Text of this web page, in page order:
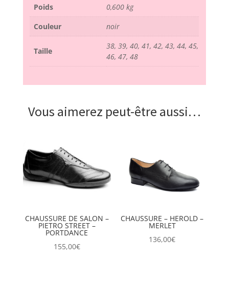
Poids
0,600 kg
Couleur
noir
Taille
38, 39, 40, 41, 42, 43, 44, 45,
46, 47, 48
Vous aimerez peut-être aussi…
CHAUSSURE DE SALON –
PIETRO STREET –
PORTDANCE
155,00€
CHAUSSURE – HEROLD –
MERLET
136,00€